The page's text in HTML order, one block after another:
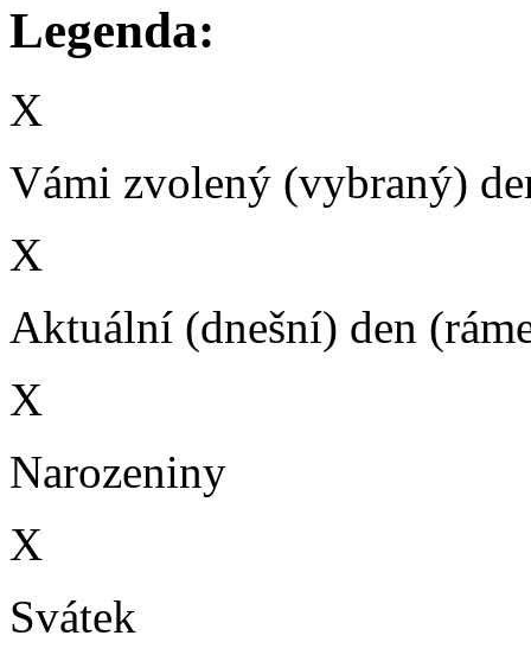
Legenda:
X
Vámi zvolený (vybraný)
X
Aktuální (dnešní) den
X
Narozeniny
X
Svátek